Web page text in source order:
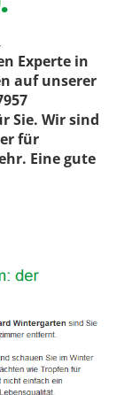
Experte in
auf unserer
Sie. Wir sind
für
Eine gute